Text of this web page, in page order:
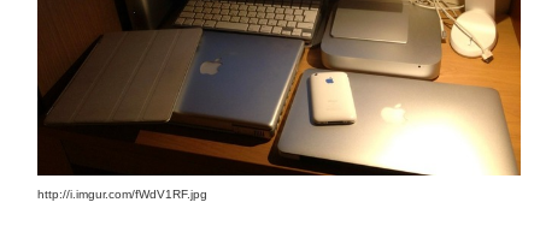
http://i.imgur.com/fWdV1RF.jpg